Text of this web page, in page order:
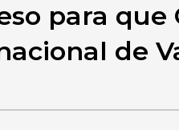
para
de